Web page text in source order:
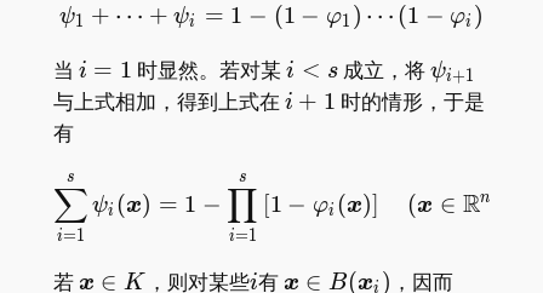
\varphi _
i)\varphi
_ {i+1}
ψ1 + ⋯ + ψi = 1 − (1 − φ1 ) ⋯ (1 − φi )
当 i=1
i = 1 时显然。若对某i<s
i < s 成立，将ψi+1
与上式相加，得到上式在 i+1
i + 1 时的情形，于是
有
i=1
∑
s
ψi (x) = 1 −
i=1
∏
s
[1 − φi (x)] (x ∈ Rn
若 \boldsymbol{x}\in
x ∈ K ，则对某些i
i有 \boldsymbol{x}\in
x ∈ B(xi ) ，因而